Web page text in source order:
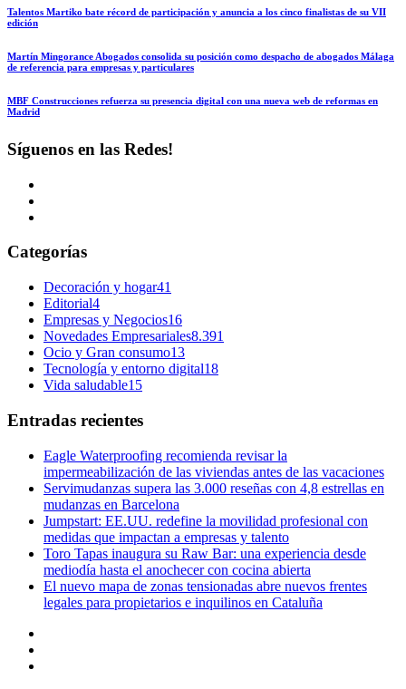
Talentos Martiko bate récord de participación y anuncia a los cinco finalistas de su VII
edición
Martín Mingorance Abogados consolida su posición como despacho de abogados Málaga
de referencia para empresas y particulares
MBF Construcciones refuerza su presencia digital con una nueva web de reformas en
Madrid
Síguenos en las Redes!
Categorías
Decoración y hogar41
Editorial4
Empresas y Negocios16
Novedades Empresariales8.391
Ocio y Gran consumo13
Tecnología y entorno digital18
Vida saludable15
Entradas recientes
Eagle Waterproofing recomienda revisar la
impermeabilización de las viviendas antes de las vacaciones
Servimudanzas supera las 3.000 reseñas con 4,8 estrellas en
mudanzas en Barcelona
Jumpstart: EE.UU. redefine la movilidad profesional con
medidas que impactan a empresas y talento
Toro Tapas inaugura su Raw Bar: una experiencia desde
mediodía hasta el anochecer con cocina abierta
El nuevo mapa de zonas tensionadas abre nuevos frentes
legales para propietarios e inquilinos en Cataluña